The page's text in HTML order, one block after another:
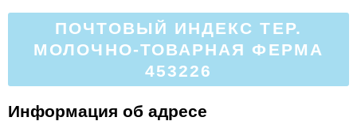
ПОЧТОВЫЙ ИНДЕКС ТЕР.
МОЛОЧНО-ТОВАРНАЯ ФЕРМА
453226
Информация об адресе